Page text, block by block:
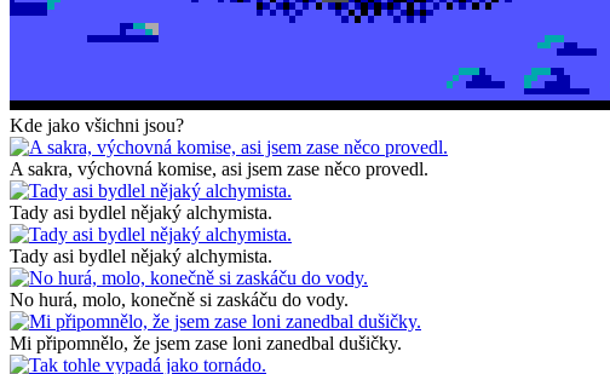
Kde jako všichni jsou?
A sakra, výchovná komise, asi jsem zase něco provedl.
Tady asi bydlel nějaký alchymista.
Tady asi bydlel nějaký alchymista.
No hurá, molo, konečně si zaskáču do vody.
Mi připomnělo, že jsem zase loni zanedbal dušičky.